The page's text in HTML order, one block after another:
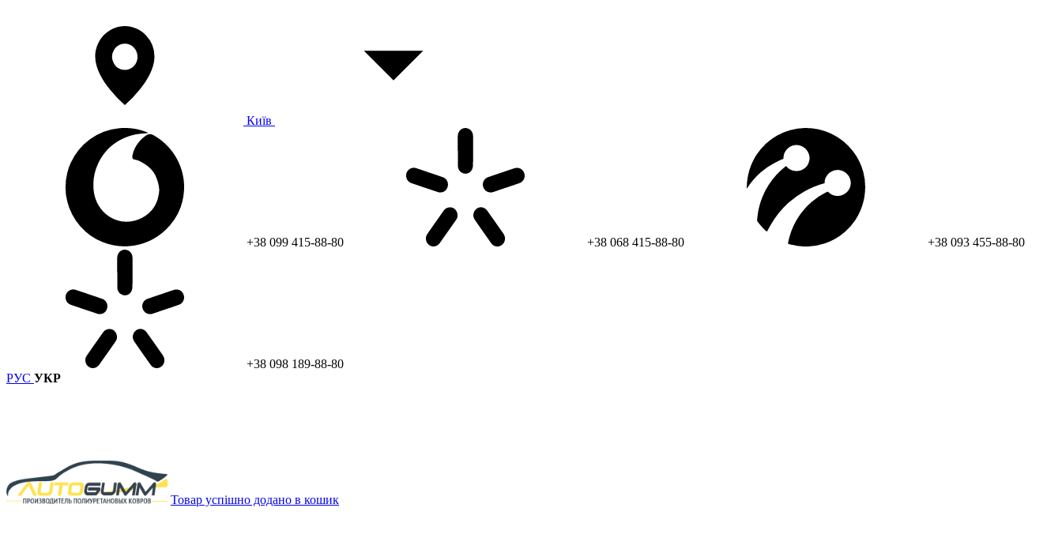
Київ
+38 099 415-88-80 +38 068 415-88-80 +38 093 455-88-80
+38 098 189-88-80
РУС УКР
Товар успішно додано в кошик